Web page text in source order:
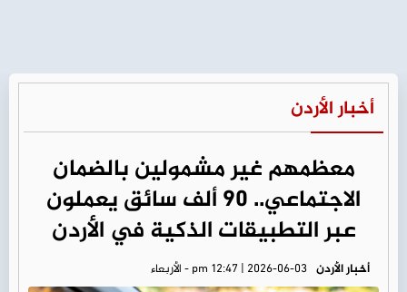
أخبار الأردن
معظمهم غير مشمولين بالضمان
الاجتماعي.. 90 ألف سائق يعملون
عبر التطبيقات الذكية في الأردن
أخبار الأردن pm 12:47 | 2026-06-03 - الأربعاء